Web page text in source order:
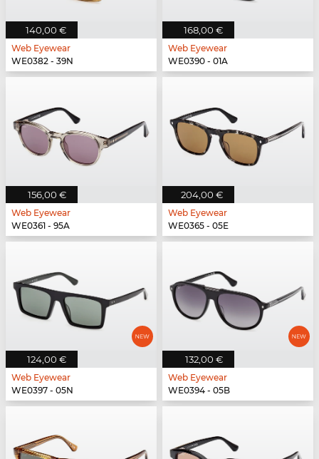
140,00 €
Web Eyewear
WE0382 - 39N
168,00 €
Web Eyewear
WE0390 - 01A
156,00 €
Web Eyewear
WE0361 - 95A
204,00 €
Web Eyewear
WE0365 - 05E
124,00 €
Web Eyewear
WE0397 - 05N
132,00 €
Web Eyewear
WE0394 - 05B